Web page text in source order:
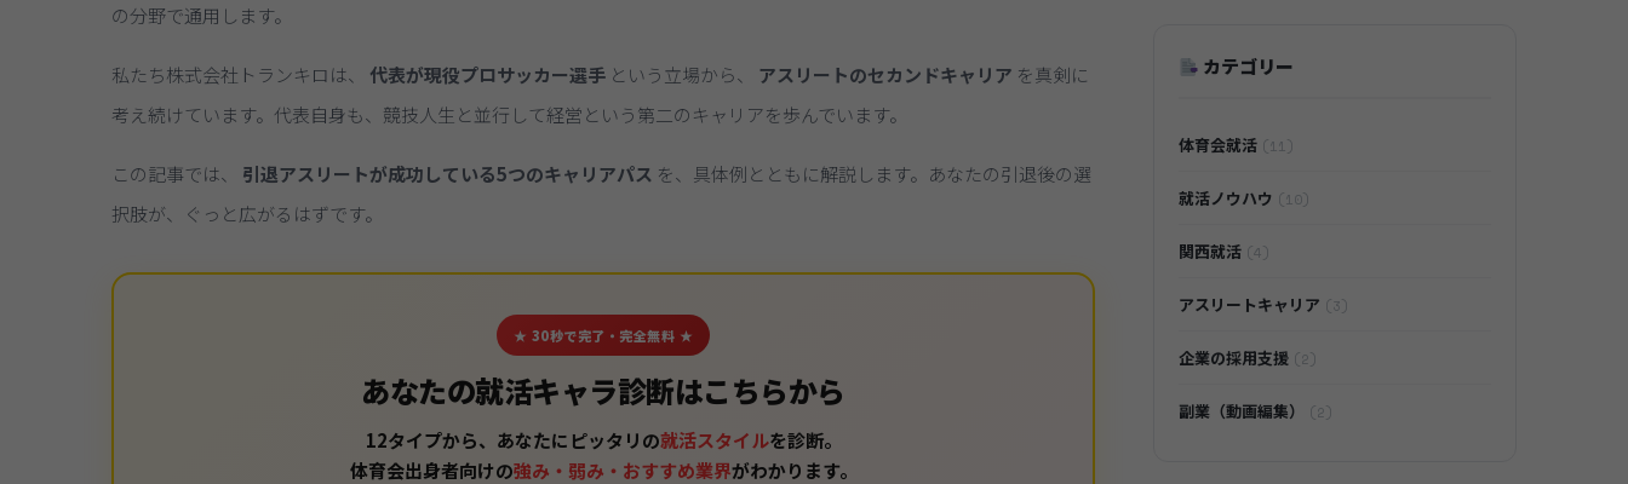
の分野で通用します。
私たち株式会社トランキロは、 代表が現役プロサッカー選手 という立場から、 アスリートのセカンドキャリア を真剣に
考え続けています。代表自身も、競技人生と並行して経営という第二のキャリアを歩んでいます。
この記事では、 引退アスリートが成功している5つのキャリアパス を、具体例とともに解説します。あなたの引退後の選
択肢が、ぐっと広がるはずです。
★ 30秒で完了・完全無料 ★
あなたの就活キャラ診断はこちらから
12タイプから、あなたにピッタリの就活スタイルを診断。
体育会出身者向けの強み・弱み・おすすめ業界がわかります。
カテゴリー
体育会就活 (11)
就活ノウハウ (10)
関西就活 (4)
アスリートキャリア (3)
企業の採用支援 (2)
副業（動画編集） (2)